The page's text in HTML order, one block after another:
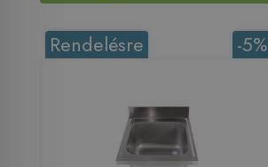
-5%
Rendelésre